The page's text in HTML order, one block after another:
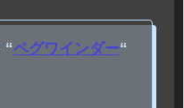
“ペグワインダー“